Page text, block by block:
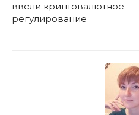
ввели криптовалютное
регулирование